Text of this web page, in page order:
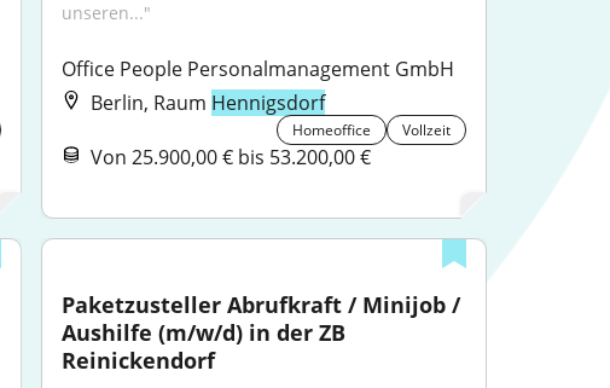
unseren..."
Office People Personalmanagement GmbH
Berlin, Raum Hennigsdorf
Homeoffice Vollzeit
Von 25.900,00 € bis 53.200,00 €
Paketzusteller Abrufkraft / Minijob /
Aushilfe (m/w/d) in der ZB
Reinickendorf